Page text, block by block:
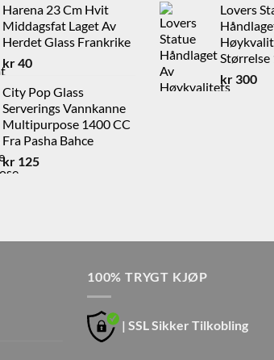
var:
kr 250.
er:
kr 200.
Harena 23 Cm Hvit
Middagsfat Laget Av
Herdet Glass Frankrike
kr40
City Pop Glass
Serverings Vannkanne
Multipurpose 1400 CC
Fra Pasha Bahce
kr 125
Lovers
Størrelse
kr 300
100% TRYGT KJØP
| SSL Sikker Tilkobling